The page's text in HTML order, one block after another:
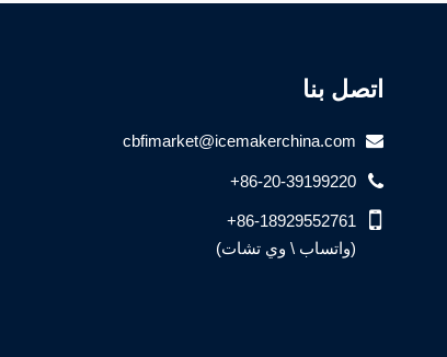
اتصل بنا
cbfimarket@icemakerchina.com
+86-20-39199220
+86-18929552761
(واتساب \ وي تشات)